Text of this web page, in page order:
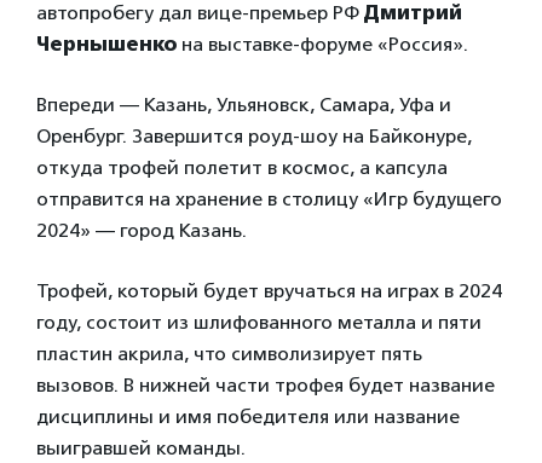
автопробегу дал вице-премьер РФ Дмитрий
Чернышенко на выставке-форуме «Россия».
Впереди — Казань, Ульяновск, Самара, Уфа и
Оренбург. Завершится роуд-шоу на Байконуре,
откуда трофей полетит в космос, а капсула
отправится на хранение в столицу «Игр будущего
2024» — город Казань.
Трофей, который будет вручаться на играх в 2024
году, состоит из шлифованного металла и пяти
пластин акрила, что символизирует пять
вызовов. В нижней части трофея будет название
дисциплины и имя победителя или название
выигравшей команды.